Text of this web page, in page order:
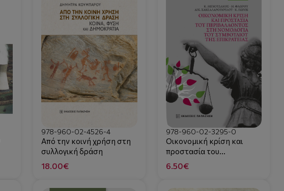
978-960-02-4526-4
Από την κοινή χρήση στη
συλλογική δράση
18.00€
978-960-02-3295-0
Οικονομική κρίση και
προστασία του
περιβάλλοντος στη
νομολογία του Συμβουλίου
6.50€